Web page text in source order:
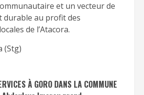
et un vecteur de
durable au profit des
de l’Atacora.
(Stg)
À GORO DANS LA COMMUNE